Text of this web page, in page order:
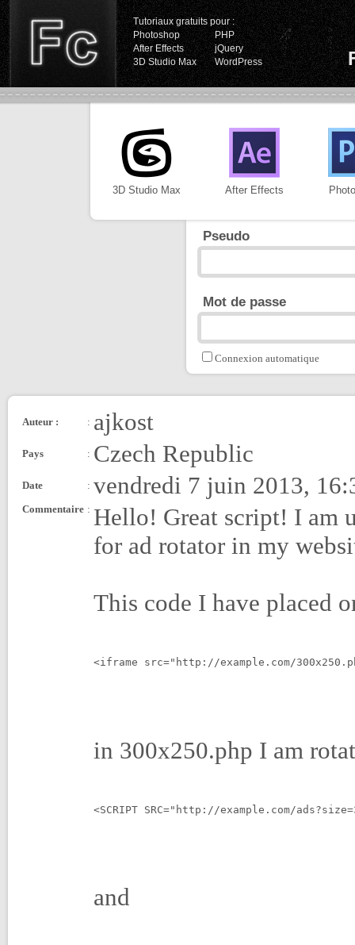
Tutoriaux gratuits pour :
Photoshop
PHP
After Effects
jQuery
3D Studio Max
WordPress
3D Studio Max After Effects
Pseudo
Mot de passe
Connexion automatique
Auteur : : ajkost
Pays : Czech Republic
Date : vendredi 7 juin 2013,
Commentaire : Hello! Great script! I am
for ad rotator in my
This code I have placed
<iframe src="http://example.com/
in 300x250.php I am
<SCRIPT SRC="http://example.com/
and